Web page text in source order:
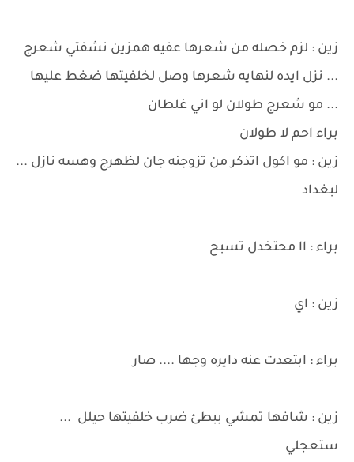
زين : لزم خصله من شعرها عفيه همزين نشفتي شعرج
... نزل ايده لنهايه شعرها وصل لخلفيتها ضغط عليها
... مو شعرج طولان لو اني غلطان
براء احم لا طولان
زين : مو اكول اتذكر من تزوجنه جان لظهرج وهسه نازل ...
لبغداد
براء : اا محتخدل تسبح
زين : اي
براء : ابتعدت عنه دايره وجها .... صار
زين : شافها تمشي ببطئ ضرب خلفيتها حيلل ...
ستعجلي